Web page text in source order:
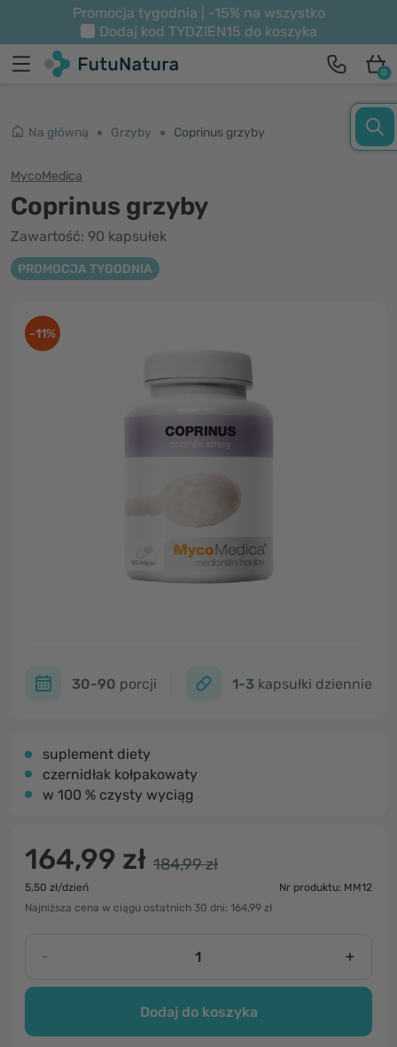
Promocja tygodnia | -15% na wszystko
Dodaj kod TYDZIEN15 do koszyka
0
Na główną Grzyby Coprinus grzyby
MycoMedica
Coprinus grzyby
Zawartość: 90 kapsułek
PROMOCJA TYGODNIA
-11%
30-90 porcji 1-3kapsułki dziennie
suplement diety
czernidłak kołpakowaty
w 100 % czysty wyciąg
164,99 zł 184,99 zł
5,50 zł/dzień
Nr produktu: MM12
Najniższa cena w ciągu ostatnich 30 dni: 164,99 zł
- +
Dodaj do koszyka